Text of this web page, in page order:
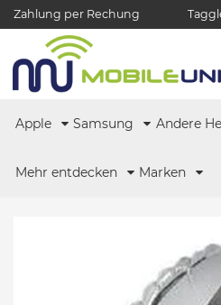
Zahlung per Rechung
Apple Samsung Andere
Mehr entdecken Marken